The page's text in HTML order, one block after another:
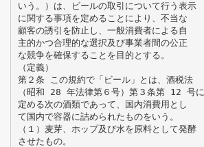
いう。）は、ビールの取引について行う表示
に関する事項を定めることにより、不当な
顧客の誘引を防止し、一般消費者による自
主的かつ合理的な選択及び事業者間の公正
な競争を確保することを目的とする。
（定義）
第２条 この規約で「ビール」とは、酒税法
（昭和 28 年法律第６号）第３条第 12 号に
定める次の酒類であって、国内消費用とし
て国内で容器に詰められたものをいう。
（１）麦芽、ホップ及び水を原料として発酵
させたもの。